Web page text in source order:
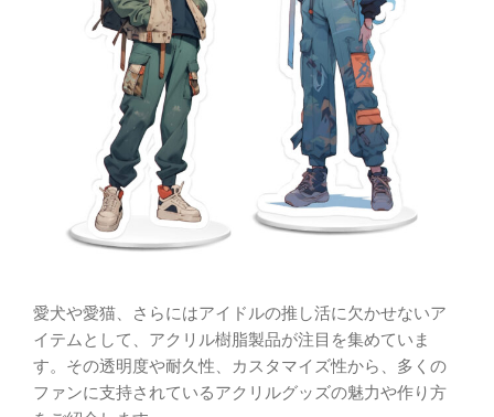
愛犬や愛猫、さらにはアイドルの推し活に欠かせないア
イテムとして、アクリル樹脂製品が注目を集めていま
す。その透明度や耐久性、カスタマイズ性から、多くの
ファンに支持されているアクリルグッズの魅力や作り方